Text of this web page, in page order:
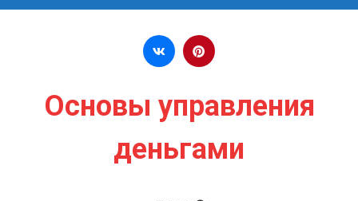
Перейти к содержимому
Основы управления
деньгами